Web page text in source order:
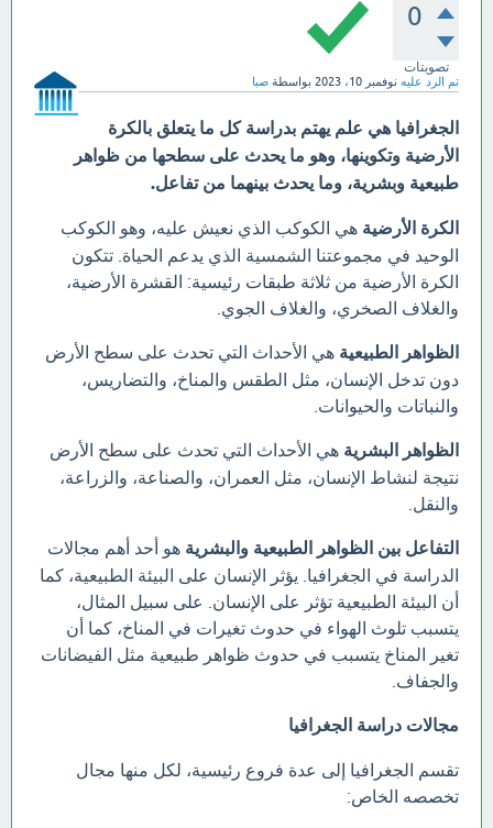
0
تصويتات
تم الرد عليه نوفمبر 10، 2023 بواسطة صبا
الجغرافيا هي علم يهتم بدراسة كل ما يتعلق بالكرة
الأرضية وتكوينها، وهو ما يحدث على سطحها من ظواهر
طبيعية وبشرية، وما يحدث بينهما من تفاعل.
الكرة الأرضية هي الكوكب الذي نعيش عليه، وهو الكوكب
الوحيد في مجموعتنا الشمسية الذي يدعم الحياة. تتكون
الكرة الأرضية من ثلاثة طبقات رئيسية: القشرة الأرضية،
والغلاف الصخري، والغلاف الجوي.
الظواهر الطبيعية هي الأحداث التي تحدث على سطح الأرض
دون تدخل الإنسان، مثل الطقس والمناخ، والتضاريس،
والنباتات والحيوانات.
الظواهر البشرية هي الأحداث التي تحدث على سطح الأرض
نتيجة لنشاط الإنسان، مثل العمران، والصناعة، والزراعة،
والنقل.
التفاعل بين الظواهر الطبيعية والبشرية هو أحد أهم مجالات
الدراسة في الجغرافيا. يؤثر الإنسان على البيئة الطبيعية، كما
أن البيئة الطبيعية تؤثر على الإنسان. على سبيل المثال،
يتسبب تلوث الهواء في حدوث تغيرات في المناخ، كما أن
تغير المناخ يتسبب في حدوث ظواهر طبيعية مثل الفيضانات
والجفاف.
مجالات دراسة الجغرافيا
تقسم الجغرافيا إلى عدة فروع رئيسية، لكل منها مجال
تخصصه الخاص: